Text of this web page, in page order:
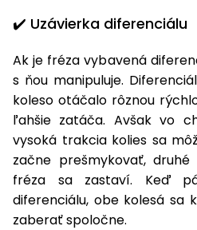
✔️ Uzávierka diferenciálu
Ak je fréza vybavená
s ňou manipuluje.
koleso otáčalo rôznou
ľahšie zatáča. Avšak vo
vysoká trakcia kolies sa
začne prešmykovať,
fréza sa zastaví. Keď
diferenciálu, obe kolesá sa
zaberať spoločne.